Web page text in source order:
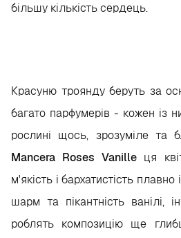
більшу кількість сердець.
Красуню троянду беруть за
багато парфумерів - кожен із
рослині щось, зрозуміле та
Mancera Roses Vanille ця
м'якість і бархатистість
шарм та пікантність ванілі,
роблять композицію ще